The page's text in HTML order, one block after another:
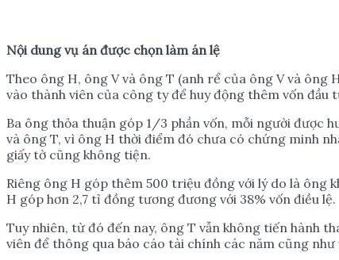
Nội dung vụ án được chọn làm án lệ
Theo ông H, ông V và ông T (anh rể của ông V và
vào thành viên của công ty để huy động thêm vốn đầu
Ba ông thỏa thuận góp 1/3 phần vốn, mỗi người được
và ông T, vì ông H thời điểm đó chưa có chứng minh
giấy tờ cũng không tiện.
Riêng ông H góp thêm 500 triệu đồng với lý do là ông
H góp hơn 2,7 tỉ đồng tương đương với 38% vốn điều lệ.
Tuy nhiên, từ đó đến nay, ông T vẫn không tiến hành
viên để thông qua báo cáo tài chính các năm cũng